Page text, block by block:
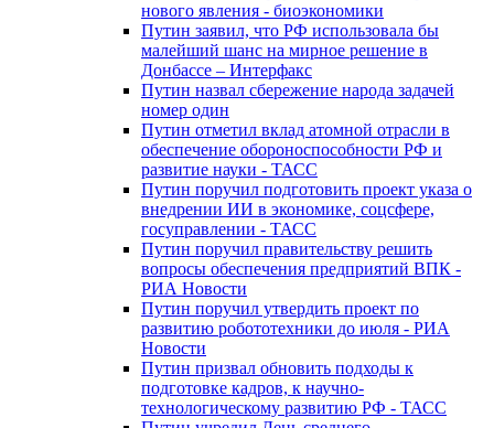
нового явления - биоэкономики
Путин заявил, что РФ использовала бы
малейший шанс на мирное решение в
Донбассе – Интерфакс
Путин назвал сбережение народа задачей
номер один
Путин отметил вклад атомной отрасли в
обеспечение обороноспособности РФ и
развитие науки - ТАСС
Путин поручил подготовить проект указа о
внедрении ИИ в экономике, соцсфере,
госуправлении - ТАСС
Путин поручил правительству решить
вопросы обеспечения предприятий ВПК -
РИА Новости
Путин поручил утвердить проект по
развитию робототехники до июля - РИА
Новости
Путин призвал обновить подходы к
подготовке кадров, к научно-
технологическому развитию РФ - ТАСС